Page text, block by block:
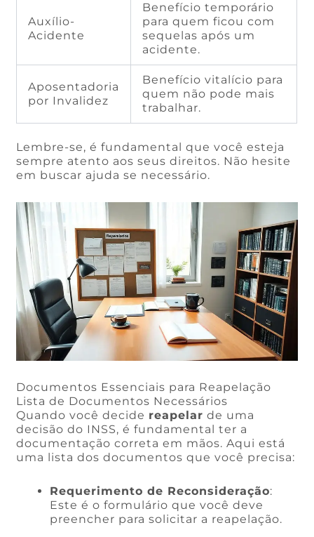
Auxílio-
Acidente
Benefício temporário
para quem ficou com
sequelas após um
acidente.
Aposentadoria
por Invalidez
Benefício vitalício para
quem não pode mais
trabalhar.
Lembre-se, é fundamental que você esteja
sempre atento aos seus direitos. Não hesite
em buscar ajuda se necessário.
Documentos Essenciais para Reapelação
Lista de Documentos Necessários
Quando você decide reapelar de uma
decisão do INSS, é fundamental ter a
documentação correta em mãos. Aqui está
uma lista dos documentos que você precisa:
Requerimento de Reconsideração:
Este é o formulário que você deve
preencher para solicitar a reapelação.